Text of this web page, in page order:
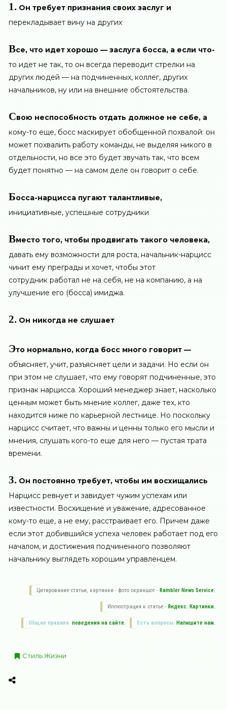
1. Он требует признания своих заслуг и
перекладывает вину на других
Все, что идет хорошо — заслуга босса, а если что-
то идет не так, то он всегда переводит стрелки на
других людей — на подчиненных, коллег, других
начальников, ну или на внешние обстоятельства.
Свою неспособность отдать должное не себе, а
кому-то еще, босс маскирует обобщенной похвалой: он
может похвалить работу команды, не выделяя никого в
отдельности, но все это будет звучать так, что всем
будет понятно — на самом деле он говорит о себе.
Босса-нарцисса пугают талантливые,
инициативные, успешные сотрудники
Вместо того, чтобы продвигать такого человека,
давать ему возможности для роста, начальник-нарцисс
чинит ему преграды и хочет, чтобы этот
сотрудник работал не на себя, не на компанию, а на
улучшение его (босса) имиджа.
2. Он никогда не слушает
Это нормально, когда босс много говорит —
объясняет, учит, разъясняет цели и задачи. Но если он
при этом не слушает, что ему говорят подчиненные, это
признак нарцисса. Хороший менеджер знает, насколько
ценным может быть мнение коллег, даже тех, кто
находится ниже по карьерной лестнице. Но поскольку
нарцисс считает, что важны и ценны только его мысли и
мнения, слушать кого-то еще для него — пустая трата
времени.
3. Он постоянно требует, чтобы им восхищались
Нарцисс ревнует и завидует чужим успехам или
известности. Восхищение и уважение, адресованное
кому-то еще, а не ему, расстраивает его. Причем даже
если этот добившийся успеха человек работает под его
началом, и достижения подчиненного позволяют
начальнику выглядеть хорошим управленцем.
Цитирование статьи, картинки - фото скриншот - Rambler News Service.
Иллюстрация к статье - Яндекс. Картинки.
Есть вопросы. Напишите нам.
Общие правила поведения на сайте.
Стиль Жизни